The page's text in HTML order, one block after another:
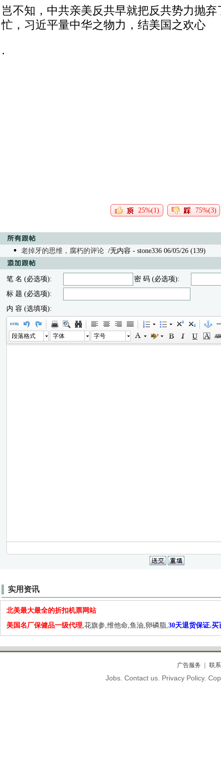
岂不知，中共亲美反共早就把反共势力抛
忙，习近平量中华之物力，结美国之欢心
·
25%(1) 75%(3)
老掉牙的思维，腐朽的评论 /无内容 - stone336 06/05/26 (139)
笔 名 (必选项):
密 码 (必选项):
标 题 (必选项):
内 容 (选填项):
段落格式 字体 字号
实用资讯
北美最大最全的折扣机票网站
美国名厂保健品一级代理,花旗参,维他命,鱼油,卵磷脂,30天退货保证.买
广告服务 联
Jobs. Contact us. Privacy Policy.